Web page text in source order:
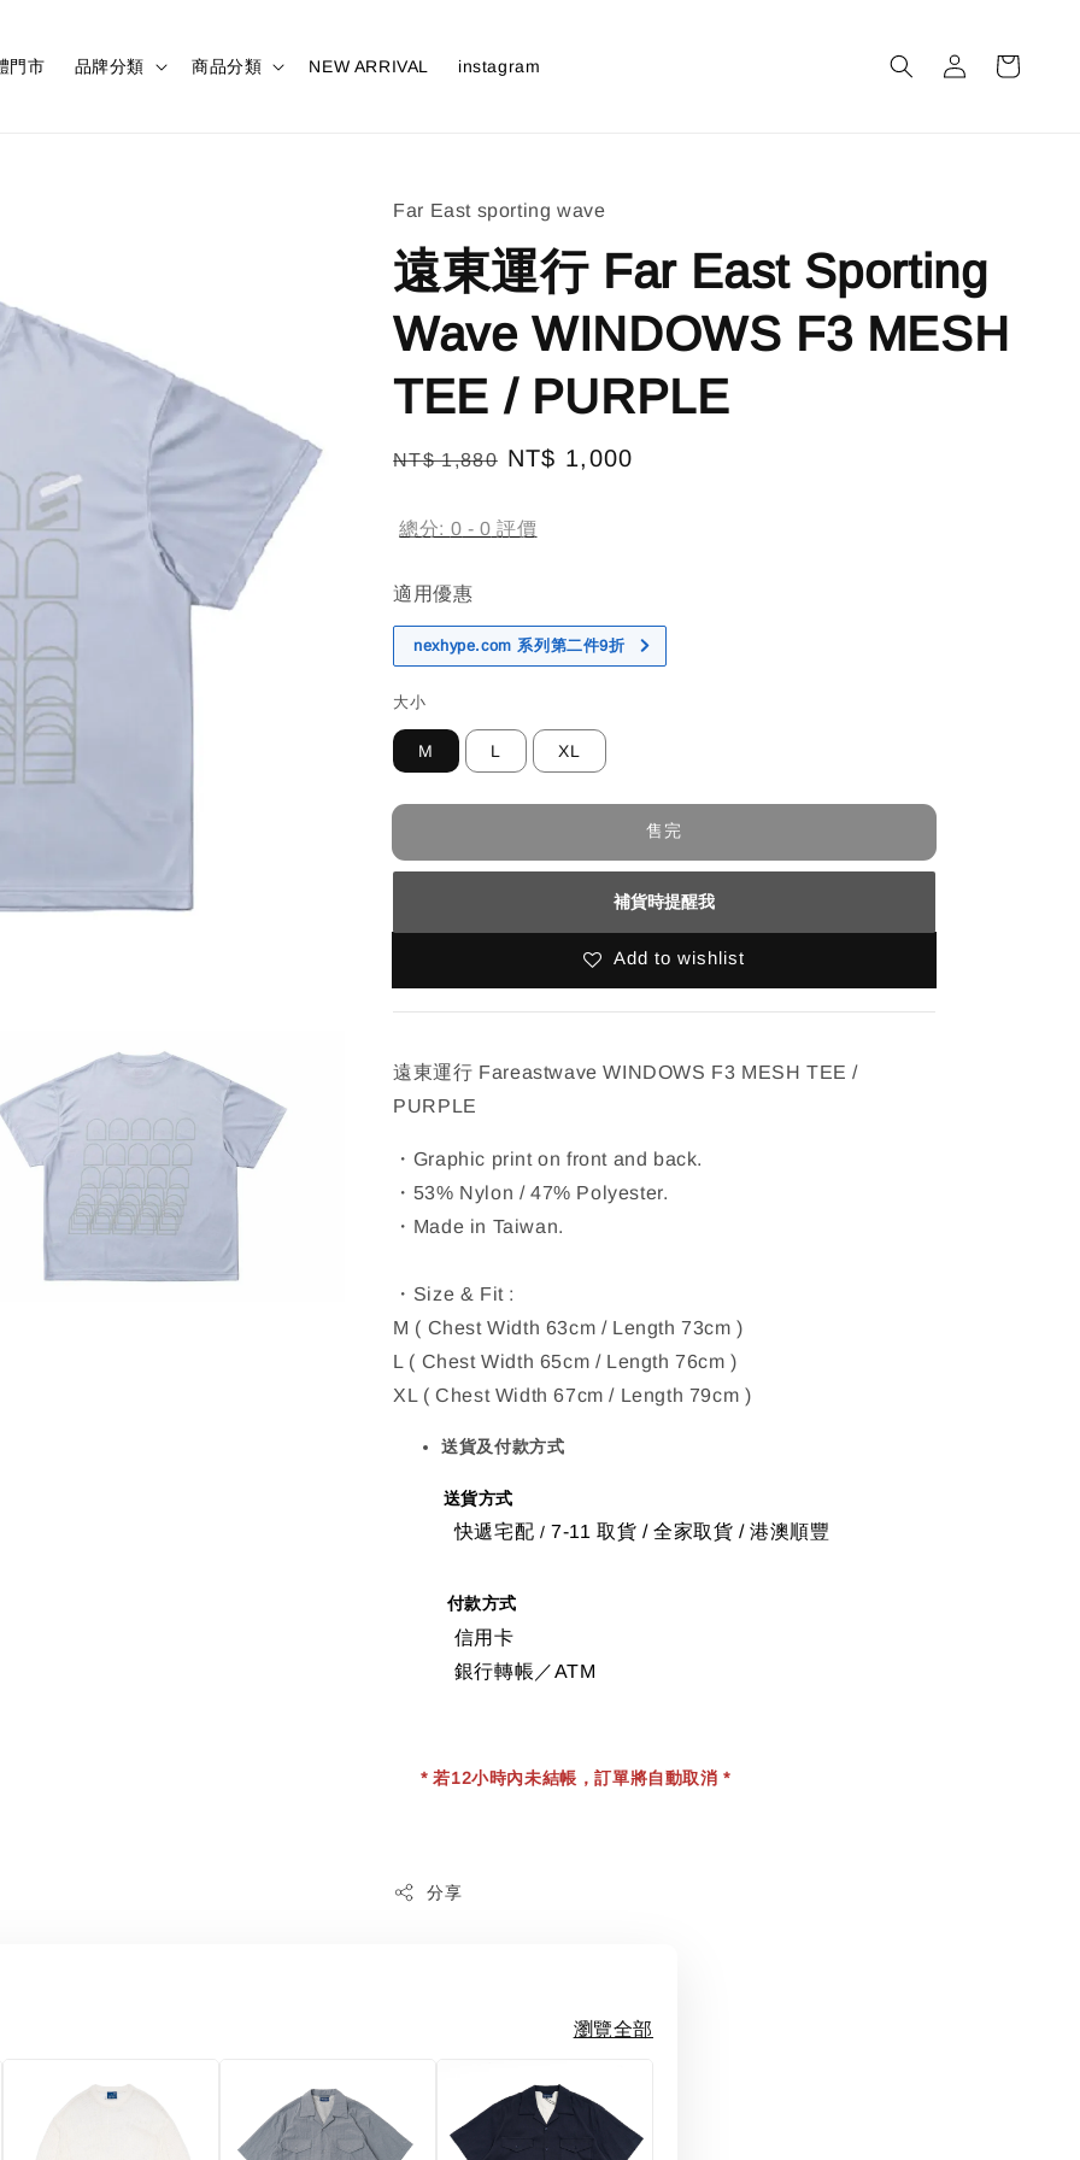
門市 品牌分類 商品分類 NEW ARRIVAL instagram
Far East sporting wave
遠東運行 Far East Sporting
Wave WINDOWS F3 MESH
TEE / PURPLE
Regular
NT$ 1,880 Sale
NT$ 1,000
總分: 0 -0 評價
適用優惠
nexhype.com 系列第二件9折
大小
M L XL
售完
補貨時提醒我
Add to wishlist
遠東運行 Fareastwave WINDOWS F3 MESH TEE /
PURPLE
・Graphic print on front and back.
・53% Nylon / 47% Polyester.
・Made in Taiwan.
・Size & Fit :
M ( Chest Width 63cm / Length 73cm )
L ( Chest Width 65cm / Length 76cm )
XL ( Chest Width 67cm / Length 79cm )
送貨及付款方式
送貨方式
快遞宅配 / 7-11 取貨 /全家取貨 / 港澳順豐
付款方式
信用卡
銀行轉帳／ATM
* 若12小時內未結帳，訂單將自動取消 *
分享
瀏覽全部